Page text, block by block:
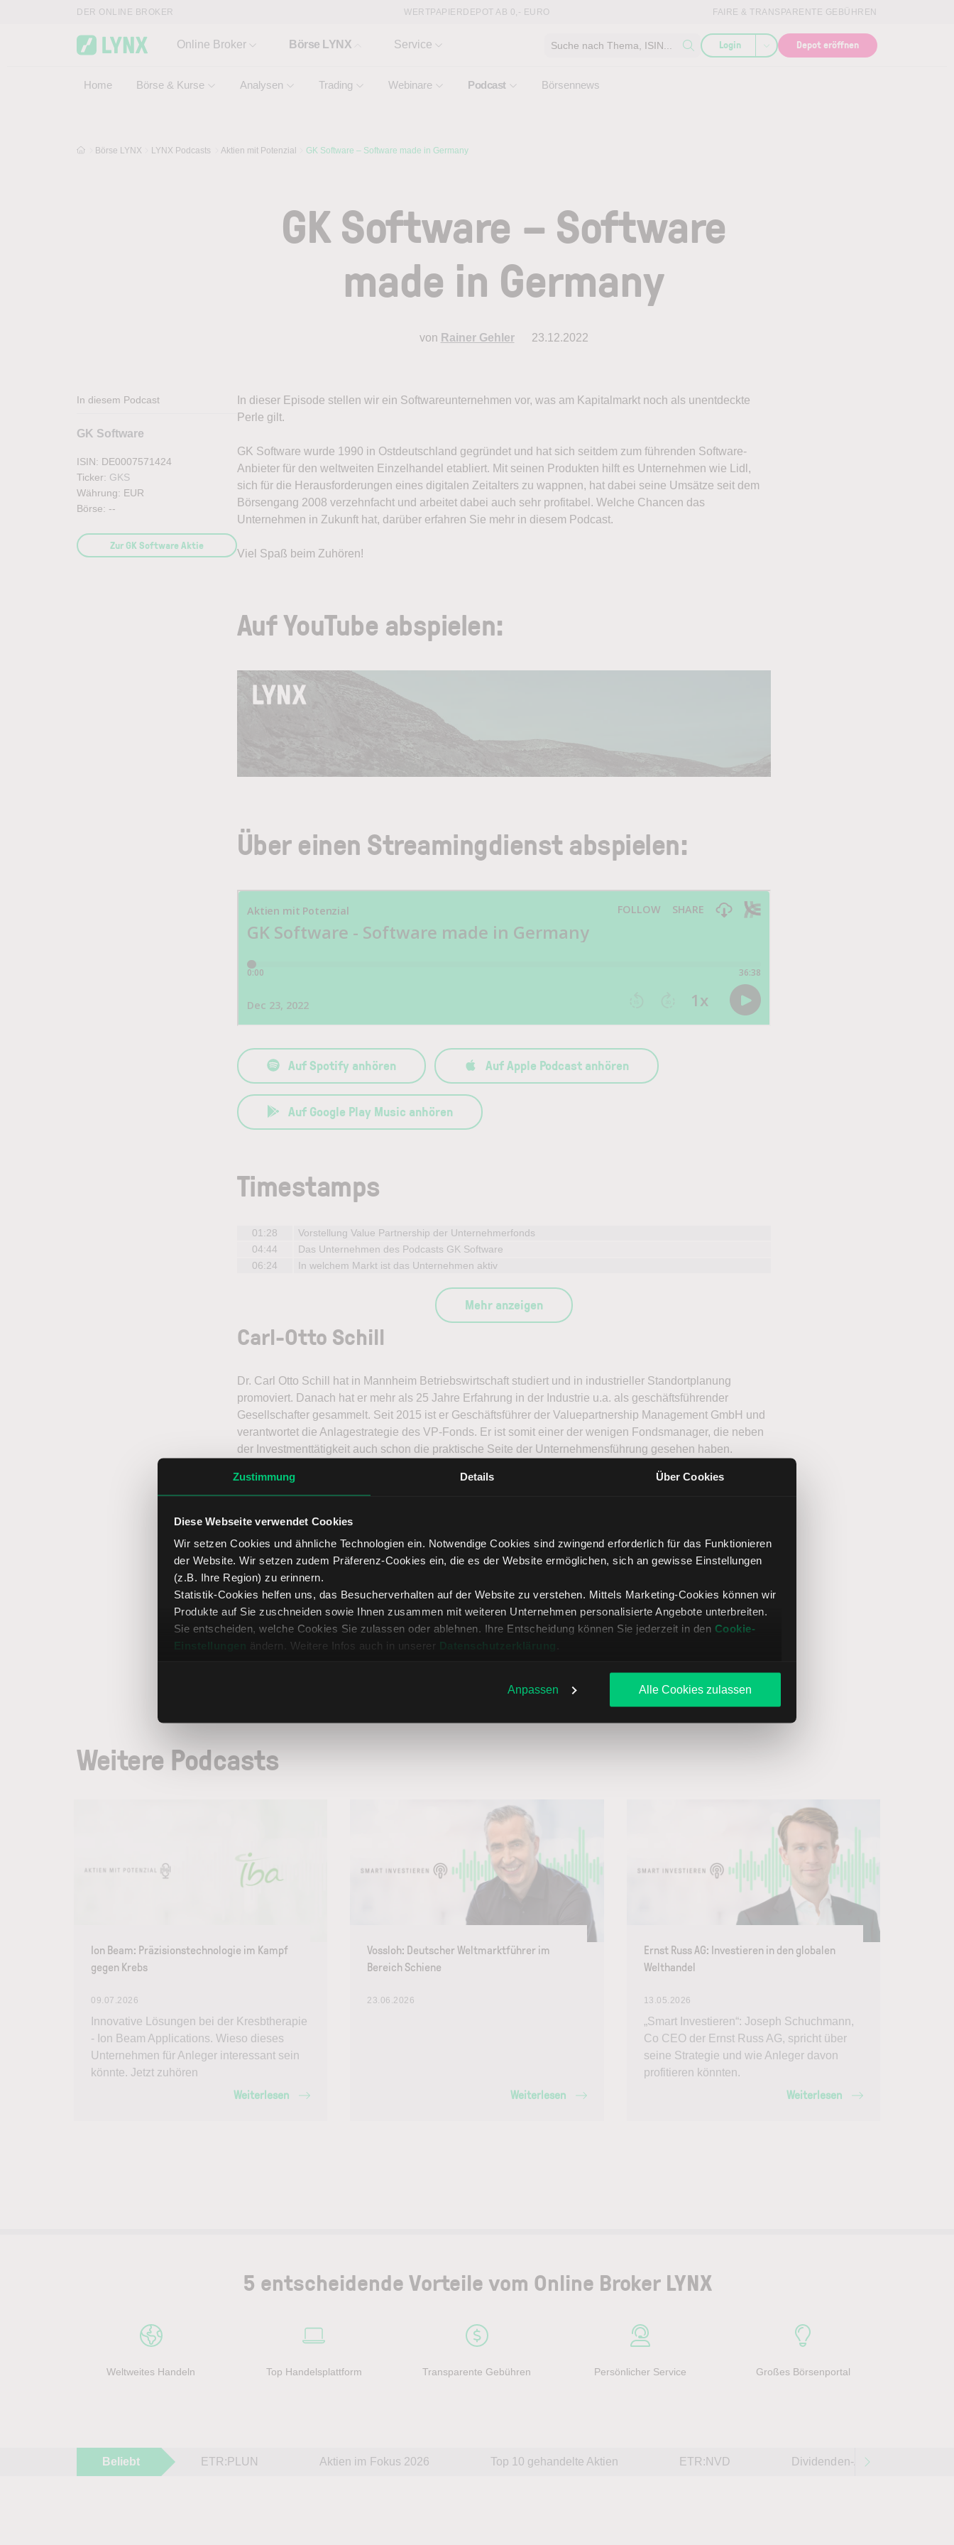
Zustimmung Details Über Cookies
Diese Webseite verwendet Cookies
Wir setzen Cookies und ähnliche Technologien ein. Notwendige Cookies sind zwingend erforderlich für das Funktionieren
der Website. Wir setzen zudem Präferenz-Cookies ein, die es der Website ermöglichen, sich an gewisse Einstellungen
(z.B. Ihre Region) zu erinnern.
Statistik-Cookies helfen uns, das Besucherverhalten auf der Website zu verstehen. Mittels Marketing-Cookies können wir
Produkte auf Sie zuschneiden sowie Ihnen zusammen mit weiteren Unternehmen personalisierte Angebote unterbreiten.
Sie entscheiden, welche Cookies Sie zulassen oder ablehnen. Ihre Entscheidung können Sie jederzeit in den Cookie-
Einstellungen
ändern. Weitere Infos auch in unserer Datenschutzerklärung
Anpassen Alle Cookies zulassen
Skip to main contentDER ONLINE BROKER WERTPAPIERDEPOT AB 0,- EURO FAIRE & TRANSPARENTE GEBÜHREN
Online Broker Börse LYNX
Home Börse & Kurse Analysen Trading Webinare Podcast Börsennews
Service Suche nach Thema, ISIN... Login Depot eröffnen
Börse LYNX LYNX Podcasts Aktien mit Potenzial GK Software – Software made in Germany
GK Software – Software
made in Germany
von Rainer Gehler 23.12.2022
In diesem Podcast
GK Software
ISIN: DE0007571424
Ticker: GKS
Währung: EUR
Börse: --
Zur GK Software Aktie
In dieser Episode stellen wir ein Softwareunternehmen vor, was am Kapitalmarkt noch als unentdeckte
Perle gilt.
GK Software wurde 1990 in Ostdeutschland gegründet und hat sich seitdem zum führenden Software-
Anbieter für den weltweiten Einzelhandel etabliert. Mit seinen Produkten hilft es Unternehmen wie Lidl,
sich für die Herausforderungen eines digitalen Zeitalters zu wappnen, hat dabei seine Umsätze seit dem
Börsengang 2008 verzehnfacht und arbeitet dabei auch sehr profitabel. Welche Chancen das
Unternehmen in Zukunft hat, darüber erfahren Sie mehr in diesem Podcast.
Viel Spaß beim Zuhören!
Auf YouTube abspielen:
Über einen Streamingdienst abspielen:
Auf Spotify anhören Auf Apple Podcast anhören
Auf Google Play Music anhören
Timestamps
01:28
Vorstellung Value Partnership der Unternehmerfonds
04:44
Das Unternehmen des Podcasts GK Software
06:24
In welchem Markt ist das Unternehmen aktiv
Mehr anzeigen
Carl-Otto Schill
Dr. Carl Otto Schill hat in Mannheim Betriebswirtschaft studiert und in industrieller Standortplanung
promoviert. Danach hat er mehr als 25 Jahre Erfahrung in der Industrie u.a. als geschäftsführender
Gesellschafter gesammelt. Seit 2015 ist er Geschäftsführer der Valuepartnership Management GmbH und
verantwortet die Anlagestrategie des VP-Fonds. Er ist somit einer der wenigen Fondsmanager, die neben
der Investmenttätigkeit auch schon die praktische Seite der Unternehmensführung gesehen haben.
Rainer Gehler
Weitere Podcasts
Ion Beam: Präzisionstechnologie im Kampf
gegen Krebs
09.07.2026
Innovative Lösungen bei der Kresbtherapie
- Ion Beam Applications. Wieso dieses
Unternehmen für Anleger interessant sein
könnte. Jetzt zuhören
Weiterlesen
Vossloh: Deutscher Weltmarktführer im
Bereich Schiene
23.06.2026
Weiterlesen
Ernst Russ AG: Investieren in den globalen
Welthandel
13.05.2026
„Smart Investieren“: Joseph Schuchmann,
Co CEO der Ernst Russ AG, spricht über
seine Strategie und wie Anleger davon
profitieren könnten.
Weiterlesen
5 entscheidende Vorteile vom Online Broker LYNX
Weltweites Handeln Top Handelsplattform Transparente Gebühren Persönlicher Service Großes Börsenportal
Beliebt ETR:PLUN Aktien im Fokus 2026 Top 10 gehandelte Aktien ETR:NVD Dividenden-Aktien weltweit